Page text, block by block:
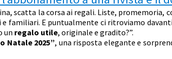
scatta la corsa ai regali. Liste, promemoria,
familiari. E puntualmente ci ritroviamo
un regalo utile, originale e gradito?”.
Natale 2025”, una risposta elegante e